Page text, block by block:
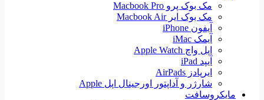
مک بوک پرو Macbook Pro
مک بوک ایر Macbook Air
آیفون iPhone
آیمک iMac
اپل واچ Apple Watch
آیپد iPad
ایرپادز AirPads
شارژر و آداپتور اورجینال اپل Apple
مایکروسافت